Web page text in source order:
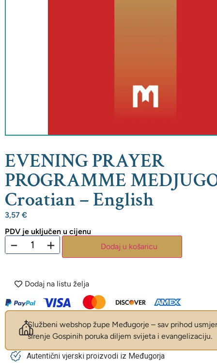
EVENING PRAYER
PROGRAMME
Croatian – English
3,57 €
PDV je uključen u cijenu
− + Dodaj u košaricu
Dodaj na listu želja
Službeni webshop župe Međugorje – sav prihod
širenje Gospinih poruka diljem svijeta i evangelizaciju.
Autentični vjerski proizvodi iz Međugorja